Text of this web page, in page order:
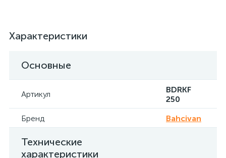
Характеристики
Основные
Артикул
BDRKF
250
Бренд
Bahcivan
Технические
характеристики